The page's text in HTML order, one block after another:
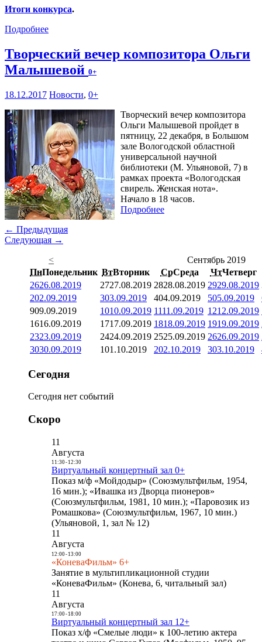
Итоги конкурса.
Подробнее
Творческий вечер композитора Ольги
Малышевой 0+
18.12.2017 Новости, 0+
Творческий вечер композитора
Ольги Малышевой пройдет в
пятницу, 22 декабря, в Большом
зале Вологодской областной
универсальной научной
библиотеки (М. Ульяновой, 7) в
рамках проекта «Вологодская
свирель. Женская нота».
Начало в 18 часов.
Подробнее
← Предыдущая
Следующая →
<
Сентябрь 2019
ПнПонедельник ВтВторник СрСреда ЧтЧетверг
2626.08.2019 2727.08.2019 2828.08.2019 2929.08.2019
202.09.2019 303.09.2019 404.09.2019 505.09.2019
909.09.2019 1010.09.2019 1111.09.2019 1212.09.2019
1616.09.2019 1717.09.2019 1818.09.2019 1919.09.2019
2323.09.2019 2424.09.2019 2525.09.2019 2626.09.2019
3030.09.2019 101.10.2019 202.10.2019 303.10.2019
Сегодня
Сегодня нет событий
Скоро
11
Августа
11:30- 12:30
Виртуальный концертный зал 0+
Показ м/ф «Мойдодыр» (Союзмультфильм, 1954,
16 мин.); «Ивашка из Дворца пионеров»
(Союзмультфильм, 1981, 10 мин.); «Паровозик из
Ромашкова» (Союзмультфильм, 1967, 10 мин.)
(Ульяновой, 1, зал № 12)
11
Августа
12:00- 13:00
«КоневаФильм» 6+
Занятие в мультипликационной студии
«КоневаФильм» (Конева, 6, читальный зал)
11
Августа
17:00- 18:00
Виртуальный концертный зал 12+
Показ х/ф «Смелые люди» к 100-летию актера